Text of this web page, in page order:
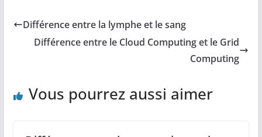
Différence entre la lymphe et le sang
Différence entre le Cloud Computing et le Grid
Computing
Vous pourrez aussi aimer